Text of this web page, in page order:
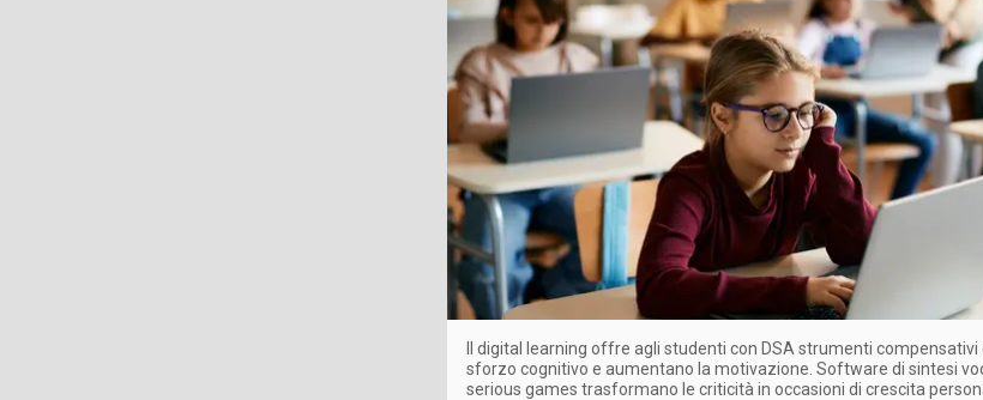
Il digital learning offre agli studenti con DSA strumenti compensativi
sforzo cognitivo e aumentano la motivazione. Software di sintesi
serious games trasformano le criticità in occasioni di crescita